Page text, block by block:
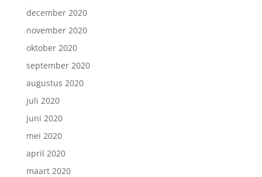
december 2020
november 2020
oktober 2020
september 2020
augustus 2020
juli 2020
juni 2020
mei 2020
april 2020
maart 2020